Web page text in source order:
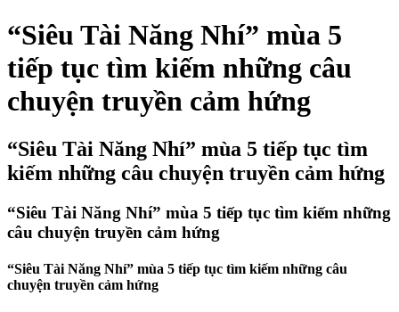
“Siêu Tài Năng Nhí” mùa 5
tiếp tục tìm kiếm những câu
chuyện truyền cảm hứng
“Siêu Tài Năng Nhí” mùa 5 tiếp tục tìm
kiếm những câu chuyện truyền cảm hứng
“Siêu Tài Năng Nhí” mùa 5 tiếp tục tìm kiếm những
câu chuyện truyền cảm hứng
“Siêu Tài Năng Nhí” mùa 5 tiếp tục tìm kiếm những câu
chuyện truyền cảm hứng